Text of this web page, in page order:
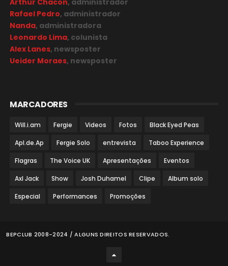
Rafael Pedro, administrador
Nanda, administradora
Leonardo Lima, colunista
Alex Lanes, newsposter
Ueider Moraes, newsposter
MARCADORES
Will.i.am Fergie Videos Fotos Black Eyed Peas
Apl.de.Ap Fergie Solo entrevista Taboo Experience
Flagras The Voice UK Apresentações Eventos
Axl Jack Show Josh Duhamel Clipe Album solo
Especial Performances Promoções
BEPCLUB 2008-2024 / ALGUNS DIREITOS RESERVADOS.